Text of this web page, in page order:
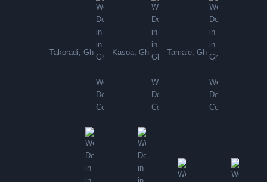
Takoradi, Gh Kasoa, Gh Tamale, Gh